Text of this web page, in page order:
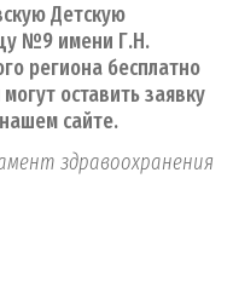
Детскую
№9 имени Г.Н.
региона бесплатно
оставить заявку
сайте.
здравоохранения